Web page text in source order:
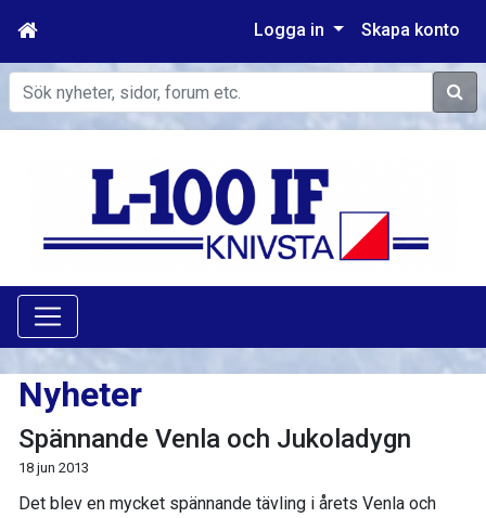
Logga in Skapa konto
Sök
Nyheter
Spännande Venla och Jukoladygn
18 jun 2013
Det blev en mycket spännande tävling i årets Venla och